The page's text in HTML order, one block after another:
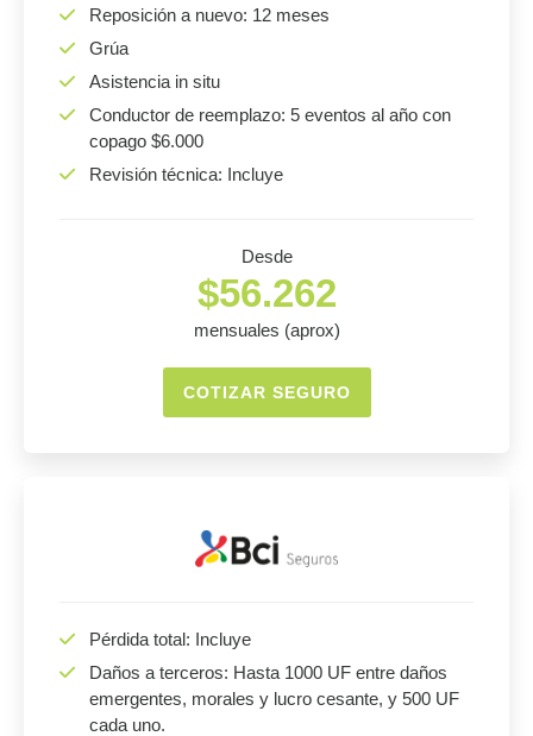
Reposición a nuevo: 12 meses
Grúa
Asistencia in situ
Conductor de reemplazo: 5 eventos al año con
copago $6.000
Revisión técnica: Incluye
Desde
$56.262
mensuales (aprox)
COTIZAR SEGURO
Pérdida total: Incluye
Daños a terceros: Hasta 1000 UF entre daños
emergentes, morales y lucro cesante, y 500 UF
cada uno.